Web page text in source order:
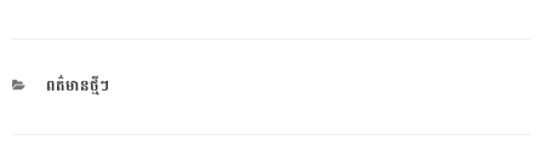
CATEGORIES
ពត៌មានថ្មីៗ